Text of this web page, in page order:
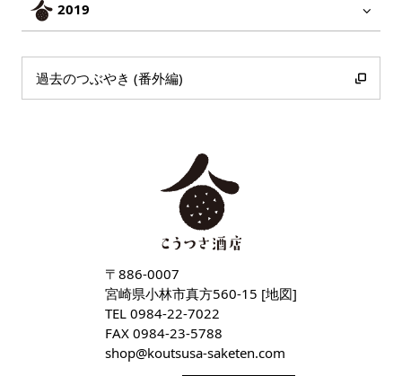
2019
過去のつぶやき (番外編)
〒886-0007
宮崎県小林市真方560-15 [地図]
TEL 0984-22-7022
FAX 0984-23-5788
shop
koutsusa-saketen com